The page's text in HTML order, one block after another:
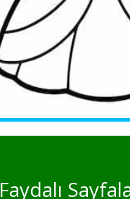
Faydalı